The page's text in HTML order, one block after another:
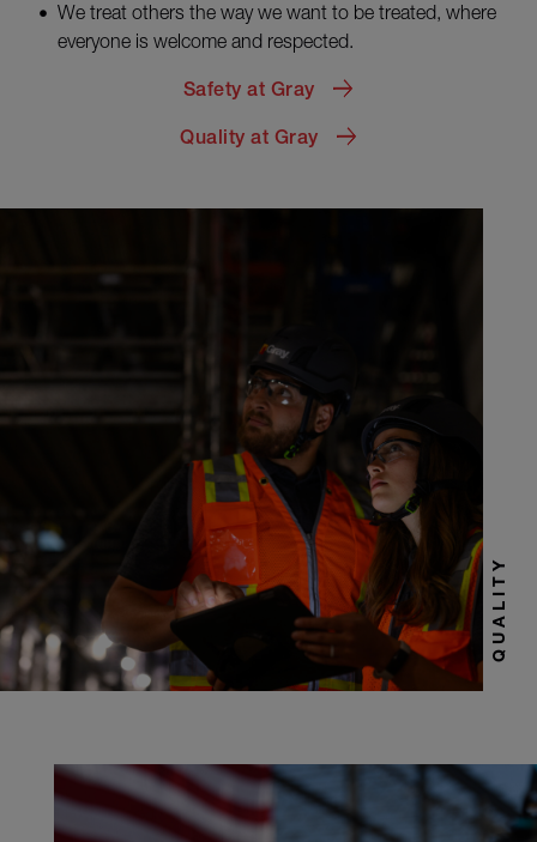
We treat others the way we want to be treated, where
everyone is welcome and respected.
Safety at Gray
Quality at Gray
QUALITY